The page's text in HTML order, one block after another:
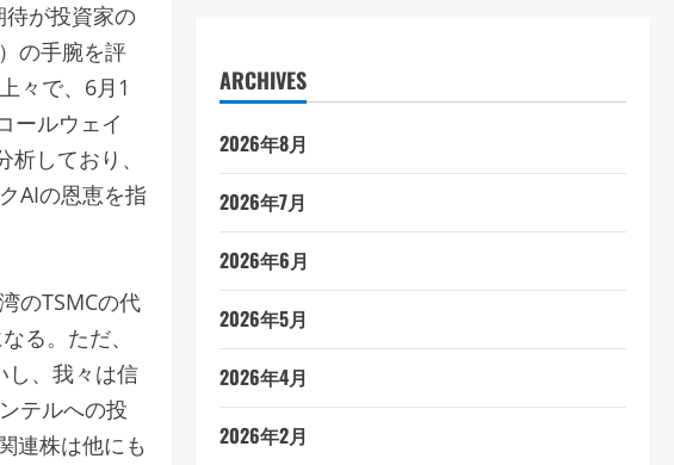
待が投資家の
の手腕を評
々で、6月1
ールウェイ
しており、
AIの恩恵を指
のTSMCの代
る。ただ、
し、我々は信
テルへの投
連株は他にも
ARCHIVES
2026年8月
2026年7月
2026年6月
2026年5月
2026年4月
2026年2月